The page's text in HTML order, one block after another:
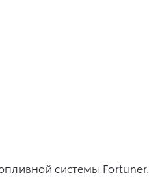
системы Fortuner.